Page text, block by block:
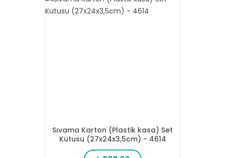
Sıvama Karton (Plastik kasa) Set
Kutusu (27x24x3,5cm) - 4614